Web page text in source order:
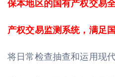
保本地区的国有产权交易
产权交易监测系统，满足
将日常检查抽查和运用现